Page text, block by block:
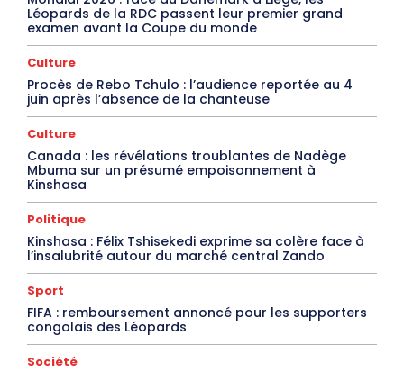
Léopards de la RDC passent leur premier grand
examen avant la Coupe du monde
Culture
Procès de Rebo Tchulo : l’audience reportée au 4
juin après l’absence de la chanteuse
Culture
Canada : les révélations troublantes de Nadège
Mbuma sur un présumé empoisonnement à
Kinshasa
Politique
Kinshasa : Félix Tshisekedi exprime sa colère face à
l’insalubrité autour du marché central Zando
Sport
FIFA : remboursement annoncé pour les supporters
congolais des Léopards
Société